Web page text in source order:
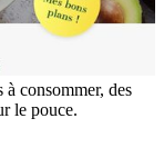
à consommer, des
le pouce.